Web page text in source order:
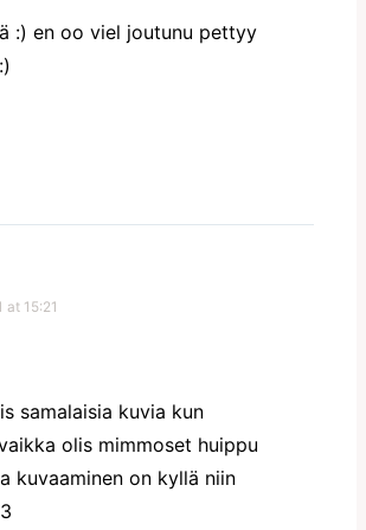
:) en oo viel joutunu pettyy
at 15:21
samalaisia kuvia kun
olis mimmoset huippu
kuvaaminen on kyllä niin